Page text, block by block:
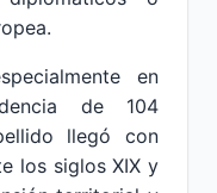
en
de 104
llegó con
los siglos XIX y